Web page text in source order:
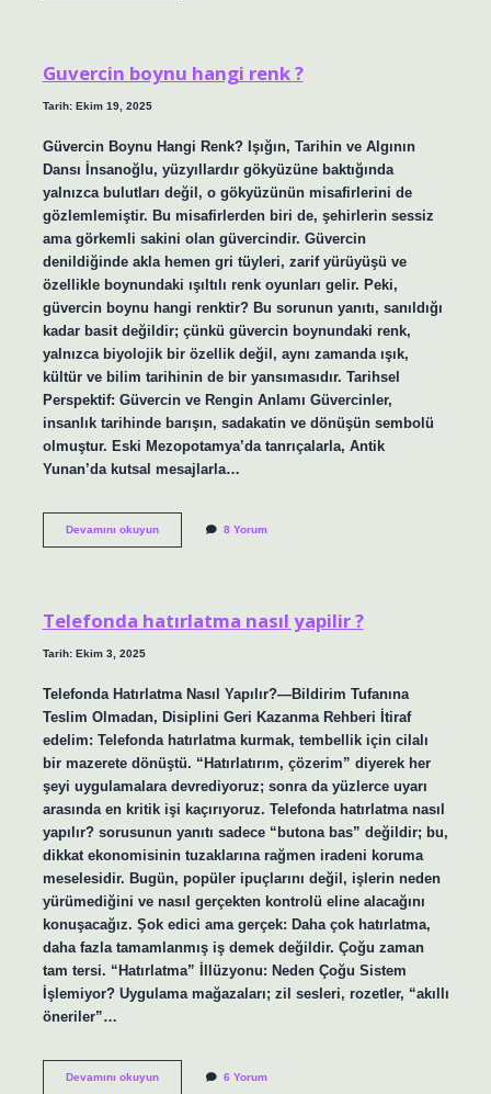
Guvercin boynu hangi renk ?
Tarih: Ekim 19, 2025
Güvercin Boynu Hangi Renk? Işığın, Tarihin ve Algının
Dansı İnsanoğlu, yüzyıllardır gökyüzüne baktığında
yalnızca bulutları değil, o gökyüzünün misafirlerini de
gözlemlemiştir. Bu misafirlerden biri de, şehirlerin sessiz
ama görkemli sakini olan güvercindir. Güvercin
denildiğinde akla hemen gri tüyleri, zarif yürüyüşü ve
özellikle boynundaki ışıltılı renk oyunları gelir. Peki,
güvercin boynu hangi renktir? Bu sorunun yanıtı, sanıldığı
kadar basit değildir; çünkü güvercin boynundaki renk,
yalnızca biyolojik bir özellik değil, aynı zamanda ışık,
kültür ve bilim tarihinin de bir yansımasıdır. Tarihsel
Perspektif: Güvercin ve Rengin Anlamı Güvercinler,
insanlık tarihinde barışın, sadakatin ve dönüşün sembolü
olmuştur. Eski Mezopotamya’da tanrıçalarla, Antik
Yunan’da kutsal mesajlarla…
Devamını okuyunGuvercin
8 Yorum
Telefonda hatırlatma nasıl yapilir ?
Tarih: Ekim 3, 2025
Telefonda Hatırlatma Nasıl Yapılır?—Bildirim Tufanına
Teslim Olmadan, Disiplini Geri Kazanma Rehberi İtiraf
edelim: Telefonda hatırlatma kurmak, tembellik için cilalı
bir mazerete dönüştü. “Hatırlatırım, çözerim” diyerek her
şeyi uygulamalara devrediyoruz; sonra da yüzlerce uyarı
arasında en kritik işi kaçırıyoruz. Telefonda hatırlatma nasıl
yapılır? sorusunun yanıtı sadece “butona bas” değildir; bu,
dikkat ekonomisinin tuzaklarına rağmen iradeni koruma
meselesidir. Bugün, popüler ipuçlarını değil, işlerin neden
yürümediğini ve nasıl gerçekten kontrolü eline alacağını
konuşacağız. Şok edici ama gerçek: Daha çok hatırlatma,
daha fazla tamamlanmış iş demek değildir. Çoğu zaman
tam tersi. “Hatırlatma” İllüzyonu: Neden Çoğu Sistem
İşlemiyor? Uygulama mağazaları; zil sesleri, rozetler, “akıllı
öneriler”…
Devamını okuyunTelefonda
6 Yorum